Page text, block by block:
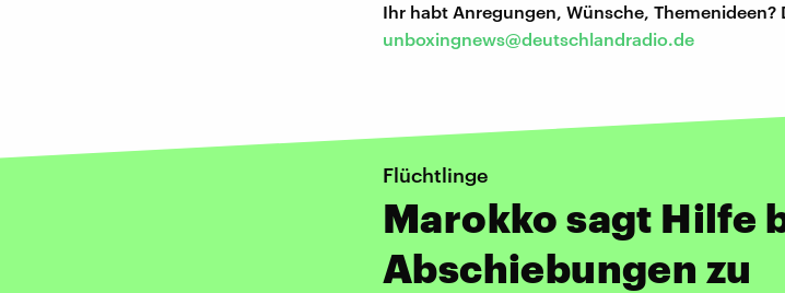
Ihr habt Anregungen, Wünsche, Themenideen?
unboxingnews@deutschlandradio.de
Flüchtlinge
Marokko sagt Hilfe
Abschiebungen zu